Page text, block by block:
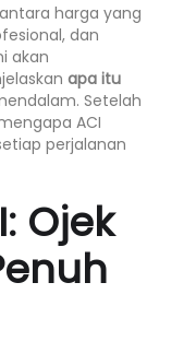
harga yang
dan
akan
apa itu
Setelah
ACI
perjalanan
Ojek